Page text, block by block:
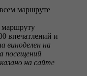
маршруте
маршруту
впечатлений и
виноделен на
посещений
на сайте